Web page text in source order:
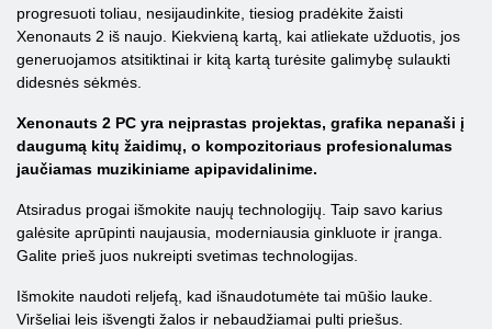
progresuoti toliau, nesijaudinkite, tiesiog pradėkite žaisti
Xenonauts 2 iš naujo. Kiekvieną kartą, kai atliekate užduotis, jos
generuojamos atsitiktinai ir kitą kartą turėsite galimybę sulaukti
didesnės sėkmės.
Xenonauts 2 PC yra neįprastas projektas, grafika nepanaši į
daugumą kitų žaidimų, o kompozitoriaus profesionalumas
jaučiamas muzikiniame apipavidalinime.
Atsiradus progai išmokite naujų technologijų. Taip savo karius
galėsite aprūpinti naujausia, moderniausia ginkluote ir įranga.
Galite prieš juos nukreipti svetimas technologijas.
Išmokite naudoti reljefą, kad išnaudotumėte tai mūšio lauke.
Viršeliai leis išvengti žalos ir nebaudžiamai pulti priešus.